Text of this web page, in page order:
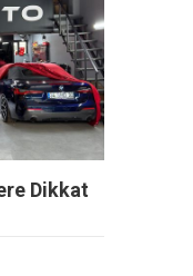
Dikkat